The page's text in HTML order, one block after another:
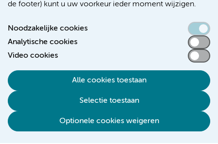
de footer) kunt u uw voorkeur ieder moment wijzigen.
Noodzakelijke cookies
Analytische cookies
Video cookies
Alle cookies toestaan
Selectie toestaan
Optionele cookies weigeren
Toegankelijkheidsverklaring
Responsible disclosure